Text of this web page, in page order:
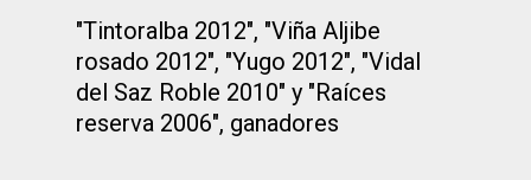
"Tintoralba 2012", "Viña Aljibe
rosado 2012", "Yugo 2012", "Vidal
del Saz Roble 2010" y "Raíces
reserva 2006", ganadores